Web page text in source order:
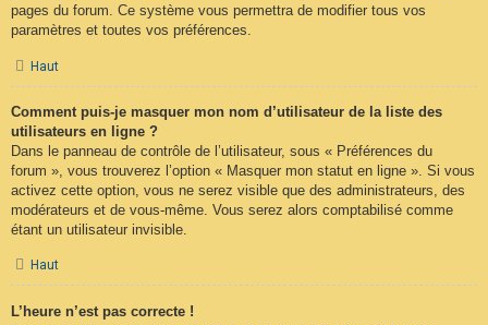
pages du forum. Ce système vous permettra de modifier tous vos
paramètres et toutes vos préférences.
Haut
Comment puis-je masquer mon nom d’utilisateur de la liste des
utilisateurs en ligne ?
Dans le panneau de contrôle de l’utilisateur, sous « Préférences du
forum », vous trouverez l’option « Masquer mon statut en ligne ». Si vous
activez cette option, vous ne serez visible que des administrateurs, des
modérateurs et de vous-même. Vous serez alors comptabilisé comme
étant un utilisateur invisible.
Haut
L’heure n’est pas correcte !